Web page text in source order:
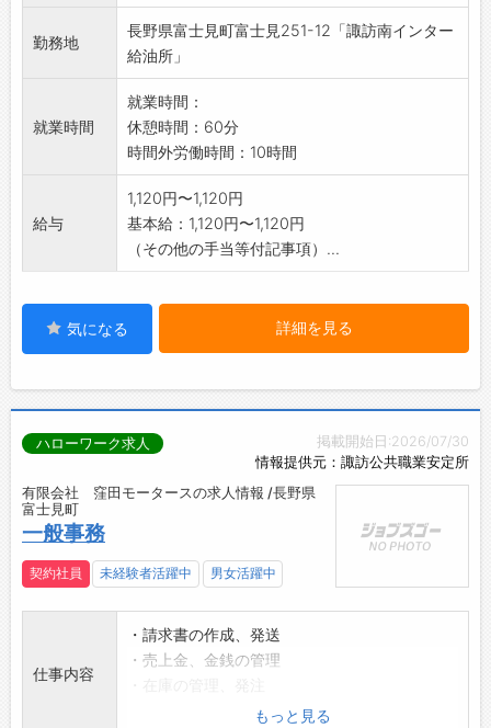
勤務地
長野県富士見町富士見251-12「諏訪南インター
給油所」
就業時間
就業時間：
休憩時間：60分
時間外労働時間：10時間
給与
1,120円〜1,120円
基本給：1,120円〜1,120円
（その他の手当等付記事項）...
気になる 詳細を見る
掲載開始日:2026/07/30
情報提供元：諏訪公共職業安定所
ハローワーク求人
有限会社 窪田モータースの求人情報 /長野県
富士見町
一般事務
契約社員 未経験者活躍中 男女活躍中
仕事内容
・請求書の作成、発送
・売上金、金銭の管理
もっと見る